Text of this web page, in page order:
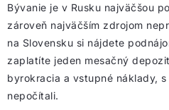
Bývanie je v Rusku najväčšou
zároveň najväčším zdrojom
na Slovensku si nájdete
zaplatíte jeden mesačný
byrokracia a vstupné náklady,
nepočítali.